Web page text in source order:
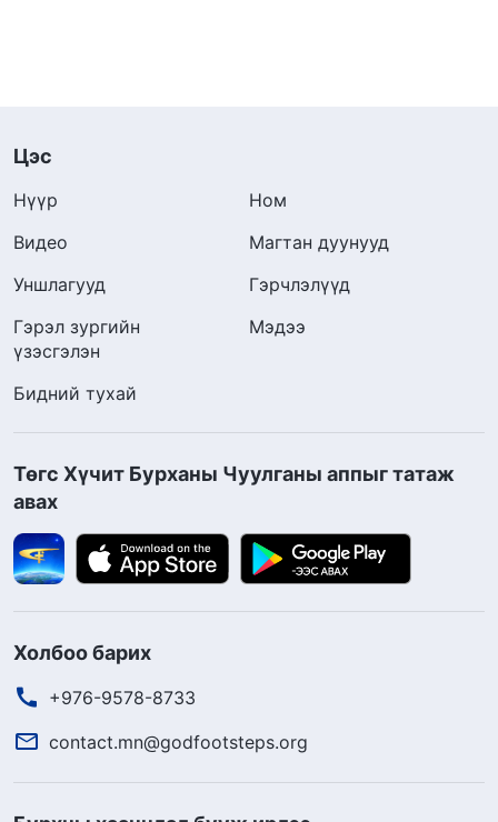
Цэс
Нүүр
Ном
Видео
Магтан дуунууд
Уншлагууд
Гэрчлэлүүд
Гэрэл зургийн
үзэсгэлэн
Мэдээ
Бидний тухай
Төгс Хүчит Бурханы Чуулганы аппыг татаж
авах
Холбоо барих
+976-9578-8733
contact.mn@godfootsteps.org